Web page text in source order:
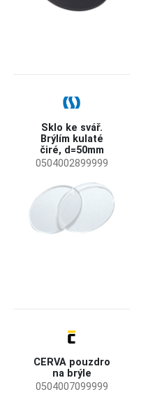
Sklo ke svář.
Brýlím kulaté
čiré, d=50mm
0504002899999
CERVA pouzdro
na brýle
0504007099999